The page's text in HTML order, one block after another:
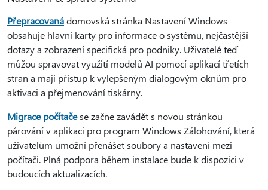
Přepracovanádomovská stránka Nastavení Windows
obsahuje hlavní karty pro informace o systému, nejčastější
dotazy a zobrazení specifická pro podniky. Uživatelé teď
můžou spravovat využití modelů AI pomocí aplikací třetích
stran a mají přístup k vylepšeným dialogovým oknům pro
aktivaci a přejmenování tiskárny.
Migrace počítačese začne zavádět s novou stránkou
párování v aplikaci pro program Windows Zálohování, která
uživatelům umožní přenášet soubory a nastavení mezi
počítači. Plná podpora během instalace bude k dispozici v
budoucích aktualizacích.